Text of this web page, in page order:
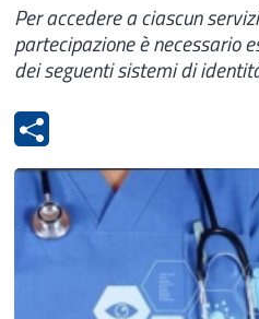
Per accedere a ciascun
partecipazione è necessario
dei seguenti sistemi di